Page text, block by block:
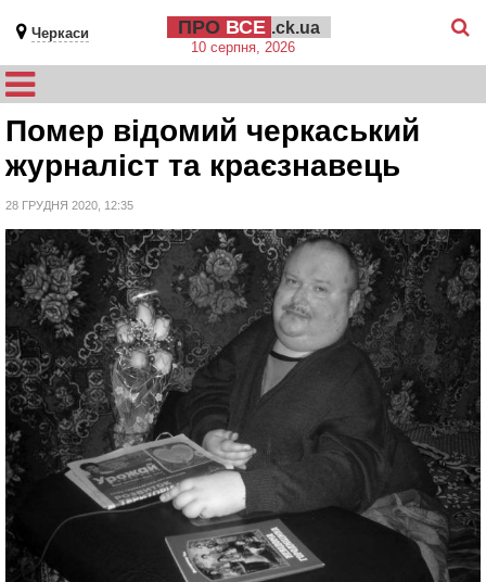
Черкаси ПРО ВСЕ .ck.ua
10 серпня, 2026
Помер відомий черкаський
журналіст та краєзнавець
28 ГРУДНЯ 2020, 12:35